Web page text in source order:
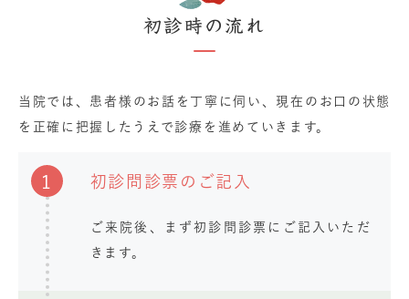
初診時の流れ
当院では、患者様のお話を丁寧に伺い、現在のお口の状態
を正確に把握したうえで診療を進めていきます。
1 初診問診票のご記入
ご来院後、まず初診問診票にご記入いただ
きます。